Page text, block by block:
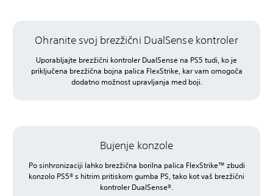
Ohranite svoj brezžični DualSense kontroler
Uporabljajte brezžični kontroler DualSense na PS5 tudi, ko je
priključena brezžična bojna palica FlexStrike, kar vam omogoča
dodatno možnost upravljanja med boji.
Bujenje konzole
Po sinhronizaciji lahko brezžična borilna palica FlexStrike™ zbudi
konzolo PS5® s hitrim pritiskom gumba PS, tako kot vaš brezžični
kontroler DualSense®.